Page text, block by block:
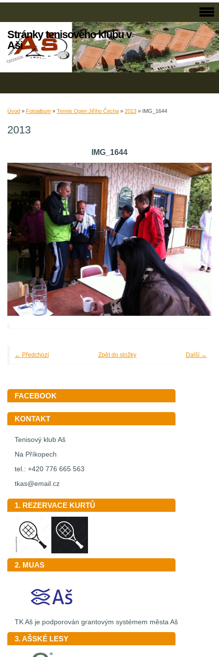
Stránky tenisového klubu v
Aši
Úvod » Fotoalbum » Tennis Open Jiřího Čecha » 2013 » IMG_1644
2013
IMG_1644
← Předchozí Další →
Zpět do složky
FACEBOOK
KONTAKT
Tenisový klub Aš
Na Příkopech
tel.: +420 776 665 563
tkas@email.cz
1. REZERVACE KURTŮ
2. MUAS
TK Aš je podporován grantovým systémem města Aš
3. AŠSKÉ LESY